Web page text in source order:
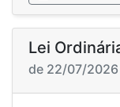
Lei
de 22/07/2026